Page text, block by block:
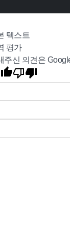
텍스트
평가
주신 의견은